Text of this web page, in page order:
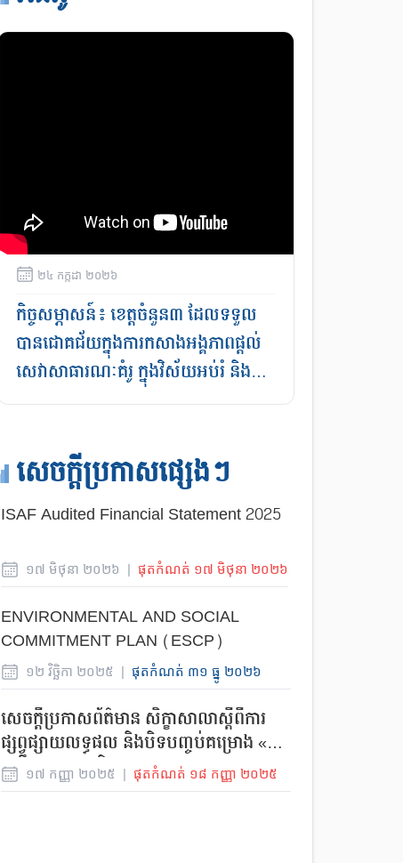
២៤ កក្កដា ២០២៦
កិច្ចសម្ភាសន៍៖ ខេត្តចំនួន៣ ដែលទទួល
បានជោគជ័យក្នុងការកសាងអង្គភាពផ្ដល់
សេវាសាធារណៈគំរូ ក្នុងវិស័យអប់រំ និង
វិស័យសុខាភិបាល
សេចក្តីប្រកាសផ្សេងៗ
ISAF Audited Financial Statement 2025
១៧ មិថុនា ២០២៦ | ផុតកំណត់ ១៧ មិថុនា ២០២៦
ENVIRONMENTAL AND SOCIAL
COMMITMENT PLAN (ESCP)
១២ វិច្ឆិកា ២០២៥ | ផុតកំណត់ ៣១ ធ្នូ ២០២៦
សេចក្តីប្រកាសព័ត៌មាន សិក្ខាសាលាស្តីពីការ
ផ្សព្វផ្សាយលទ្ធផល និងបិទបញ្ចប់គម្រោង «ការ
ពង្រឹងតម្លាភាព និង គណនេយ្យភាពក្នុង
អភិបាលកិច្ចមូលដ្ឋានតាមរយៈការចូលរួមរបស់
១៧ កញ្ញា ២០២៥ | ផុតកំណត់ ១៨ កញ្ញា ២០២៥